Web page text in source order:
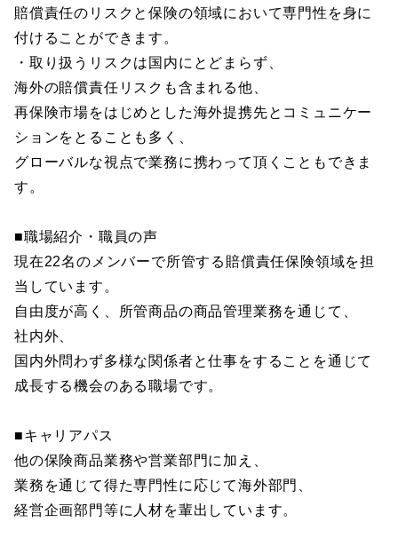
賠償責任のリスクと保険の領域において専門性を身に
付けることができます。
・取り扱うリスクは国内にとどまらず、
海外の賠償責任リスクも含まれる他、
再保険市場をはじめとした海外提携先とコミュニケー
ションをとることも多く、
グローバルな視点で業務に携わって頂くこともできま
す。
■職場紹介・職員の声
現在22名のメンバーで所管する賠償責任保険領域を担
当しています。
自由度が高く、所管商品の商品管理業務を通じて、
社内外、
国内外問わず多様な関係者と仕事をすることを通じて
成長する機会のある職場です。
■キャリアパス
他の保険商品業務や営業部門に加え、
業務を通じて得た専門性に応じて海外部門、
経営企画部門等に人材を輩出しています。